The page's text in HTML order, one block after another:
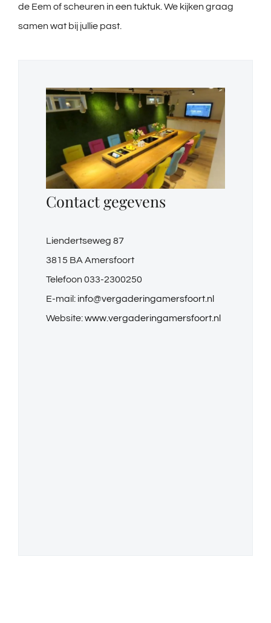
de Eem of scheuren in een tuktuk. We kijken graag
samen wat bij jullie past.
Contact gegevens
Liendertseweg 87
3815 BA Amersfoort
Telefoon 033-2300250
E-mail: info@vergaderingamersfoort.nl
Website:www.vergaderingamersfoort.nl